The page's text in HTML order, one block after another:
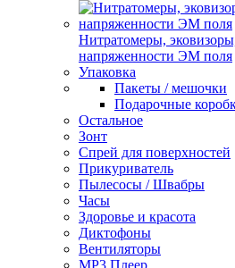
Нитратомеры,
напряженности ЭМ поля
Упаковка
Пакеты / мешочки
Подарочные
Остальное
Зонт
Спрей для поверхностей
Прикуриватель
Пылесосы / Швабры
Часы
Здоровье и красота
Диктофоны
Вентиляторы
МР3 Плеер